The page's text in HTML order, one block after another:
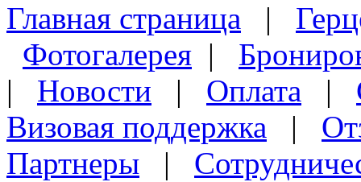
Главная страница |
Фотогалерея |
| Новости | Оплата |
Визовая поддержка |
Партнеры |